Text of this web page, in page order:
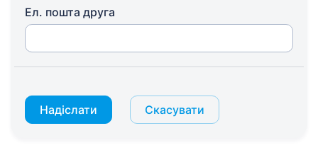
Ел. пошта друга
Надіслати Скасувати